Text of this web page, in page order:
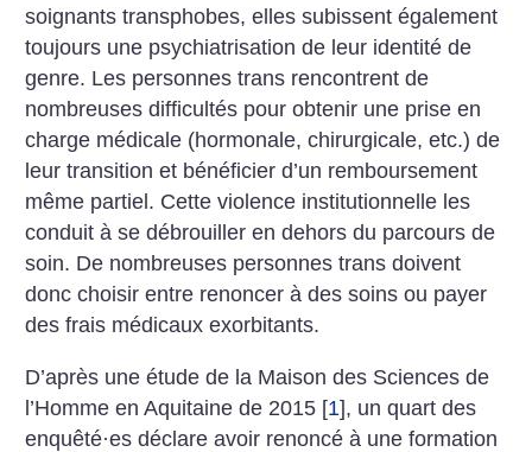
soignants transphobes, elles subissent également
toujours une psychiatrisation de leur identité de
genre. Les personnes trans rencontrent de
nombreuses difficultés pour obtenir une prise en
charge médicale (hormonale, chirurgicale, etc.) de
leur transition et bénéficier d’un remboursement
même partiel. Cette violence institutionnelle les
conduit à se débrouiller en dehors du parcours de
soin. De nombreuses personnes trans doivent
donc choisir entre renoncer à des soins ou payer
des frais médicaux exorbitants.
D’après une étude de la Maison des Sciences de
l’Homme en Aquitaine de 2015 [1], un quart des
enquêté·es déclare avoir renoncé à une formation